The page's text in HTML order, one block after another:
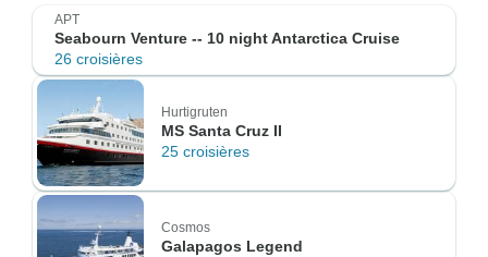
APT
Seabourn Venture -- 10 night Antarctica Cruise
26 croisières
Hurtigruten
MS Santa Cruz II
25 croisières
Cosmos
Galapagos Legend